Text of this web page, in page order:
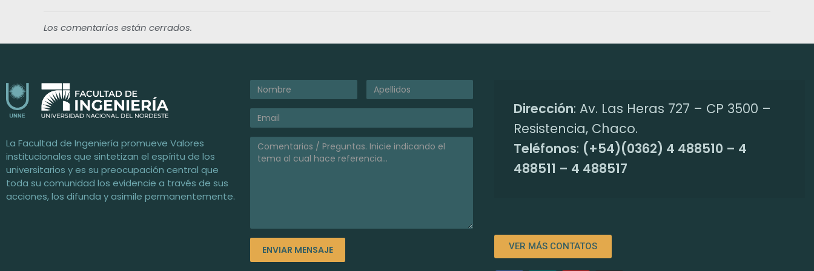
e
a
n
t
e
Los comentarios están cerrados.
La Facultad de Ingeniería promueve Valores
institucionales que sintetizan el espíritu de los
universitarios y es su preocupación central que
toda su comunidad los evidencie a través de sus
acciones, los difunda y asimile permanentemente.
Dirección: Av. Las Heras 727 – CP 3500 –
Resistencia, Chaco.
Teléfonos: (+54)(0362) 4 488510 – 4
488511 – 4 488517
VER MÁS CONTATOS